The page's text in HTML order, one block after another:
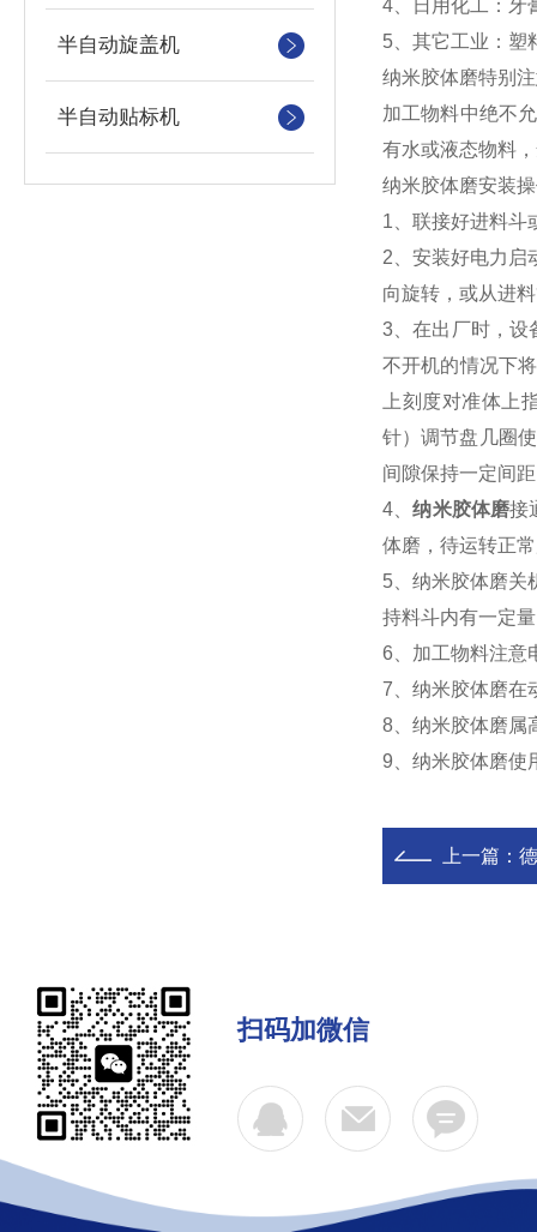
半自动旋盖机
半自动贴标机
4、日用化工：牙
5、其它工业：塑
纳米胶体磨特别
加工物料中绝不
有水或液态物料
纳米胶体磨安装
1、联接好进料斗
2、安装好电力启
向旋转，或从进
3、在出厂时，设
不开机的情况下
上刻度对准体上
针）调节盘几圈
间隙保持一定间
4、纳米胶体磨接
体磨，待运转正
5、纳米胶体磨关
持料斗内有一定
6、加工物料注意
7、纳米胶体磨在
8、纳米胶体磨属
9、纳米胶体磨使
上一篇：
扫码加微信